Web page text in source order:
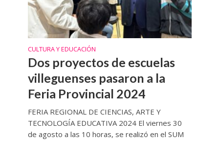
CULTURA Y EDUCACIÓN
Dos proyectos de escuelas
villeguenses pasaron a la
Feria Provincial 2024
FERIA REGIONAL DE CIENCIAS, ARTE Y
TECNOLOGÍA EDUCATIVA 2024 El viernes 30
de agosto a las 10 horas, se realizó en el SUM